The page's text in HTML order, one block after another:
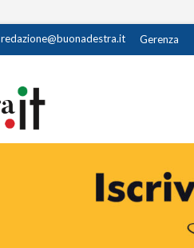
redazione@buonadestra.it Gerenza